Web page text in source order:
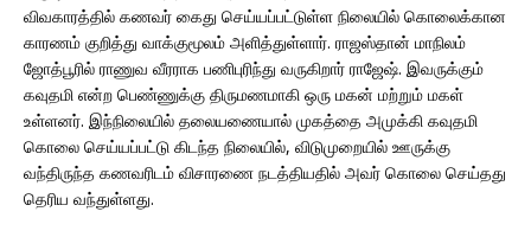
விவகாரத்தில் கணவர் கைது செய்யப்பட்டுள்ள நிலையில் கொலைக்கான
காரணம் குறித்து வாக்குமூலம் அளித்துள்ளார். ராஜஸ்தான் மாநிலம்
ஜோத்பூரில் ராணுவ வீரராக பணிபுரிந்து வருகிறார் ராஜேஷ். இவருக்கும்
கவுதமி என்ற பெண்ணுக்கு திருமணமாகி ஒரு மகன் மற்றும் மகள்
உள்ளனர். இந்நிலையில் தலையணையால் முகத்தை அமுக்கி கவுதமி
கொலை செய்யப்பட்டு கிடந்த நிலையில், விடுமுறையில் ஊருக்கு
வந்திருந்த கணவரிடம் விசாரணை நடத்தியதில் அவர் கொலை செய்தது
தெரிய வந்துள்ளது.